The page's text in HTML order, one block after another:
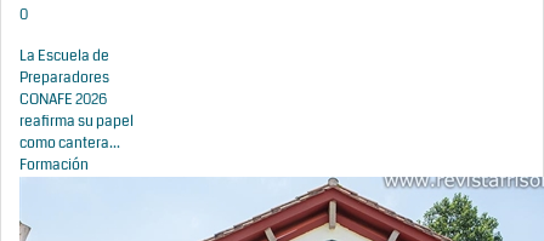
0
La Escuela de
Preparadores
CONAFE 2026
reafirma su papel
como cantera...
Formación